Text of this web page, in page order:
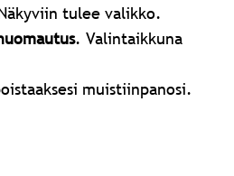
tulee valikko.
.Valintaikkuna
muistiinpanosi.